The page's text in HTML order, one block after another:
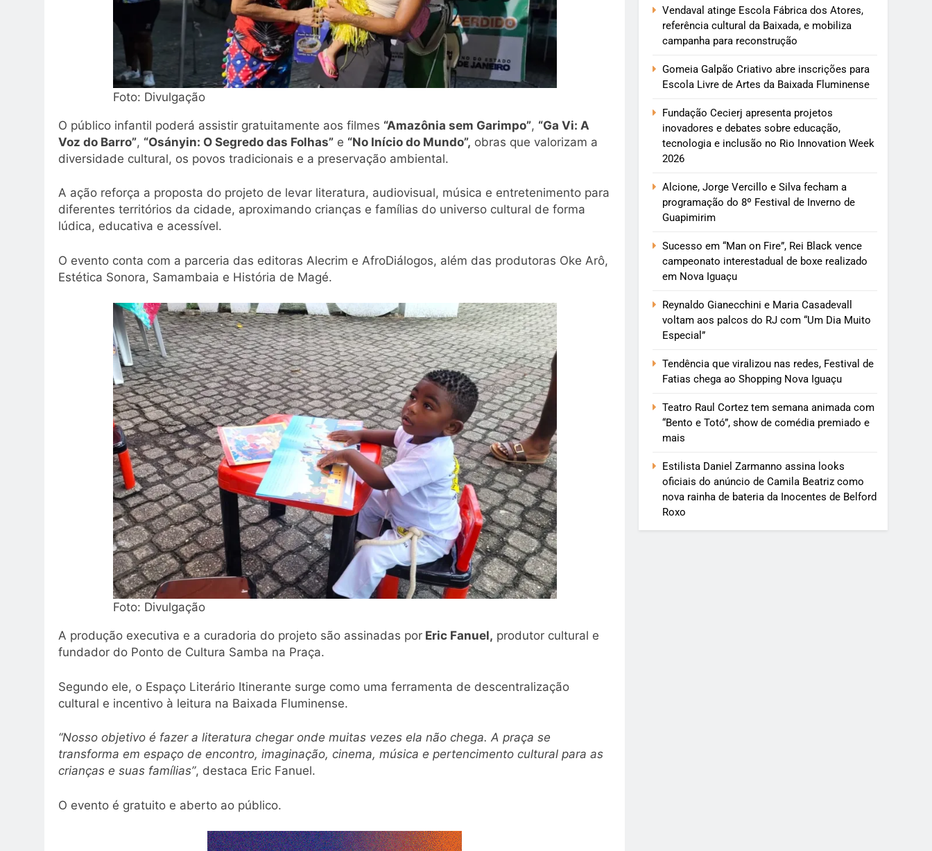
Foto: Divulgação
O público infantil poderá assistir gratuitamente aos filmes “Amazônia sem Garimpo”, “Ga Vi: A
Voz do Barro”, “Osányin: O Segredo das Folhas” e “No Início do Mundo”, obras que valorizam a
diversidade cultural, os povos tradicionais e a preservação ambiental.
A ação reforça a proposta do projeto de levar literatura, audiovisual, música e entretenimento para
diferentes territórios da cidade, aproximando crianças e famílias do universo cultural de forma
lúdica, educativa e acessível.
O evento conta com a parceria das editoras Alecrim e AfroDiálogos, além das produtoras Oke Arô,
Estética Sonora, Samambaia e História de Magé.
Foto: Divulgação
A produção executiva e a curadoria do projeto são assinadas por Eric Fanuel, produtor cultural e
fundador do Ponto de Cultura Samba na Praça.
Segundo ele, o Espaço Literário Itinerante surge como uma ferramenta de descentralização
cultural e incentivo à leitura na Baixada Fluminense.
“Nosso objetivo é fazer a literatura chegar onde muitas vezes ela não chega. A praça se
transforma em espaço de encontro, imaginação, cinema, música e pertencimento cultural para as
crianças e suas famílias”, destaca Eric Fanuel.
O evento é gratuito e aberto ao público.
Vendaval atinge Escola Fábrica dos Atores,
referência cultural da Baixada, e mobiliza
campanha para reconstrução
Gomeia Galpão Criativo abre inscrições para
Escola Livre de Artes da Baixada Fluminense
Fundação Cecierj apresenta projetos
inovadores e debates sobre educação,
tecnologia e inclusão no Rio Innovation Week
2026
Alcione, Jorge Vercillo e Silva fecham a
programação do 8º Festival de Inverno de
Guapimirim
Sucesso em “Man on Fire”, Rei Black vence
campeonato interestadual de boxe realizado
em Nova Iguaçu
Reynaldo Gianecchini e Maria Casadevall
voltam aos palcos do RJ com “Um Dia Muito
Especial”
Tendência que viralizou nas redes, Festival de
Fatias chega ao Shopping Nova Iguaçu
Teatro Raul Cortez tem semana animada com
“Bento e Totó”, show de comédia premiado e
mais
Estilista Daniel Zarmanno assina looks
oficiais do anúncio de Camila Beatriz como
nova rainha de bateria da Inocentes de Belford
Roxo